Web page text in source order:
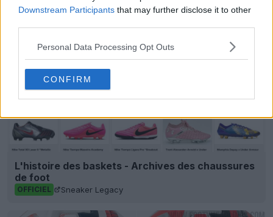
Downstream Participants that may further disclose it to other
Personal Data Processing Opt Outs
CONFIRM
L'histoire des baskets - Archives des chaussures
de foot
OFFICIEL Sneaker Legacy